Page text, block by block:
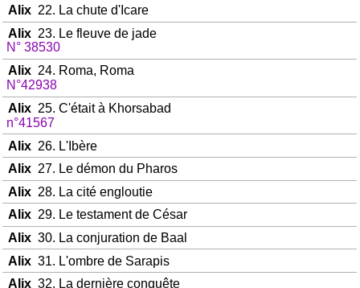
Alix22. La chute d'Icare
Alix23. Le fleuve de jade
N° 38530
Alix24. Roma, Roma
N°42938
Alix25. C'était à Khorsabad
n°41567
Alix26. L'Ibère
Alix27. Le démon du Pharos
Alix28. La cité engloutie
Alix29. Le testament de César
Alix30. La conjuration de Baal
Alix31. L'ombre de Sarapis
Alix32. La dernière conquête